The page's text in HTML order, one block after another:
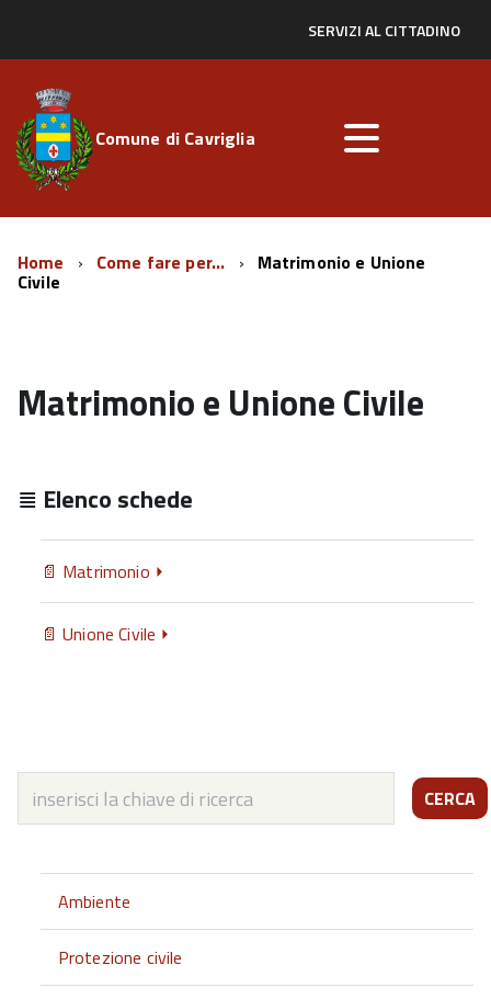
SERVIZI AL CITTADINO
Comune di Cavriglia
Home Come fare per... Matrimonio e Unione
Civile
Matrimonio e Unione Civile
Elenco schede
Matrimonio
Unione Civile
CERCA
Ambiente
Protezione civile